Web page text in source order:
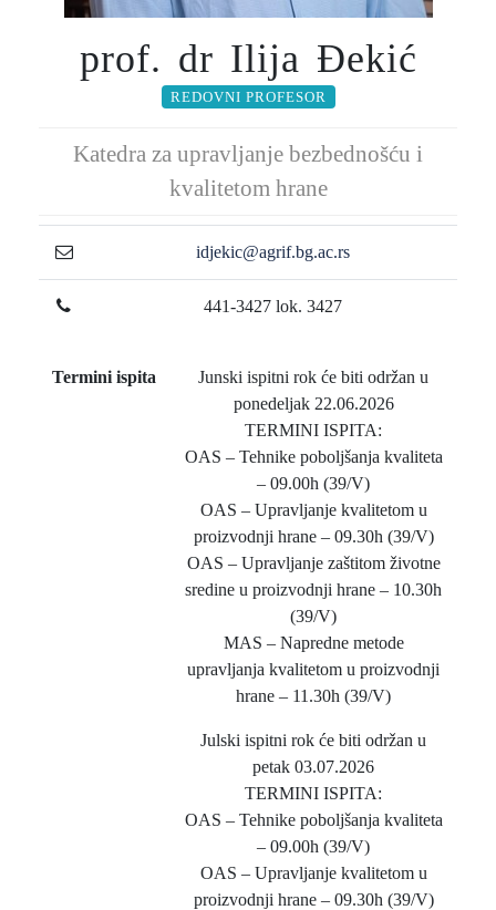
prof. dr Ilija Đekić
REDOVNI PROFESOR
Katedra za upravljanje bezbednošću i
kvalitetom hrane
idjekic@agrif.bg.ac.rs
441-3427 lok. 3427
Termini ispita
Junski ispitni rok će biti održan u
ponedeljak 22.06.2026
TERMINI ISPITA:
OAS – Tehnike poboljšanja kvaliteta
– 09.00h (39/V)
OAS – Upravljanje kvalitetom u
proizvodnji hrane – 09.30h (39/V)
OAS – Upravljanje zaštitom životne
sredine u proizvodnji hrane – 10.30h
(39/V)
MAS – Napredne metode
upravljanja kvalitetom u proizvodnji
hrane – 11.30h (39/V)
Julski ispitni rok će biti održan u
petak 03.07.2026
TERMINI ISPITA:
OAS – Tehnike poboljšanja kvaliteta
– 09.00h (39/V)
OAS – Upravljanje kvalitetom u
proizvodnji hrane – 09.30h (39/V)